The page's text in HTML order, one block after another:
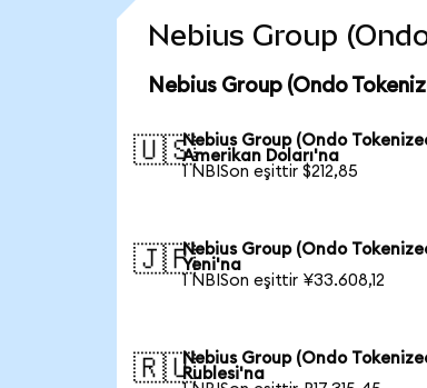
Nebius Group
Nebius Group (Ondo
🇺🇸Nebius Group (Ondo
Amerikan Doları'na
1 NBISon eşittir $212,85
🇯🇵Nebius Group (Ondo
Yeni'na
1 NBISon eşittir ¥33.608,12
🇷🇺Nebius Group (Ondo
Rublesi'na